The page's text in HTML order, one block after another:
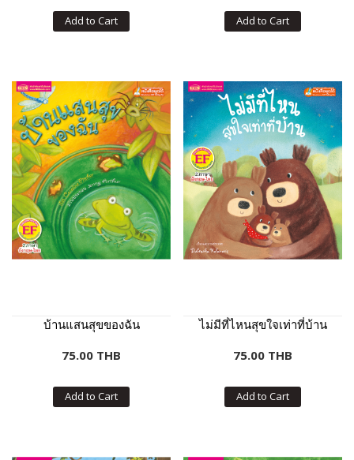
Add to Cart Add to Cart
บ้านแสนสุขของฉัน
75.00 THB
Add to Cart
ไม่มีที่ไหนสุขใจเท่าที่บ้าน
75.00 THB
Add to Cart